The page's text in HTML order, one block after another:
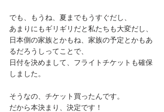
でも、もうね、夏までもうすぐだし、
あまりにもギリギリだと私たちも大変だし、
日本側の家族とかもね、家族の予定とかもあ
るだろうしってことで、
日付を決めまして、フライトチケットも確保
しました。
そうなの、チケット買ったんです。
だから本決まり、決定です！